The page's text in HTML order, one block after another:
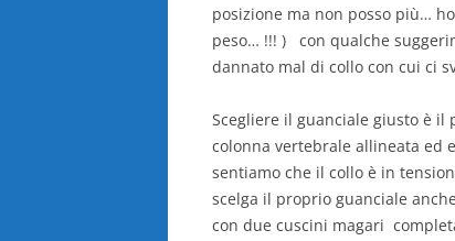
posizione ma non posso più…
peso… !!! ) con qualche
dannato mal di collo con cui ci
Scegliere il guanciale giusto è il
colonna vertebrale allineata ed
sentiamo che il collo è in
scelga il proprio guanciale
con due cuscini magari